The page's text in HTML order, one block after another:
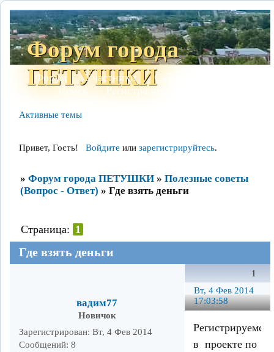
Форум города
ПЕТУШКИ
Форум Участники Сайт
Поиск
Регистрация
Активные темы
Привет, Гость! Войдите или зарегистрируйтесь.
» Форум города ПЕТУШКИ » Полезные советы
(Вопрос - Ответ) » Где взять деньги
Где взять деньги
Страница: 1
1
Вт, 4 Фев 2014
17:03:58
вадим77
Новичок
Зарегистрирован: Вт, 4 Фев 2014
Сообщений: 8
Регистрируемся
в проекте по